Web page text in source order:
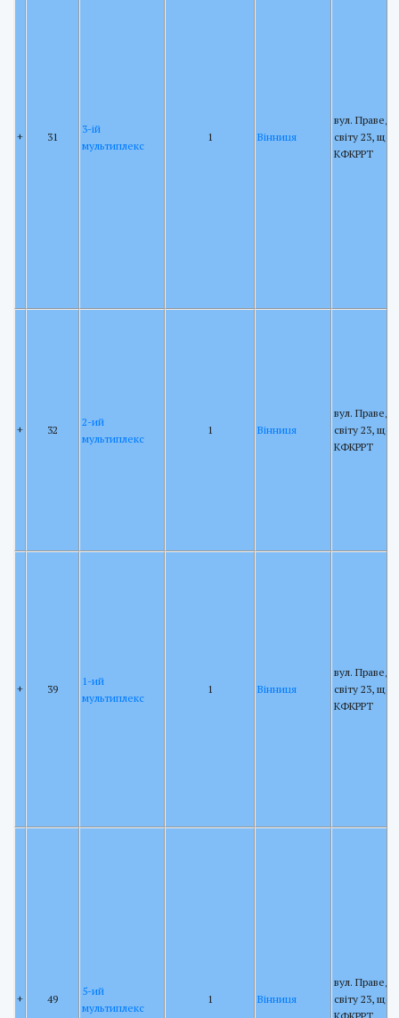
+ 31
3-ій
мультиплекс
1 Вінниця
вул.
світу 23,
КФКРРТ
+ 32
2-ий
мультиплекс
1 Вінниця
вул.
світу 23,
КФКРРТ
+ 39
1-ий
мультиплекс
1 Вінниця
вул.
світу 23,
КФКРРТ
+ 49
5-ий
мультиплекс
1 Вінниця
вул.
світу 23,